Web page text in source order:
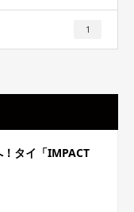
1
タイ「IMPACT